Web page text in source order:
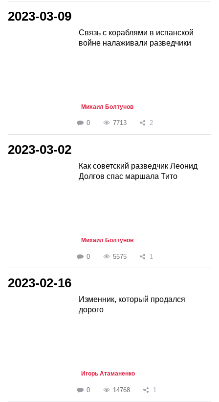
2023-03-09
Связь с кораблями в испанской
войне налаживали разведчики
Михаил Болтунов
0 7713 2
2023-03-02
Как советский разведчик Леонид
Долгов спас маршала Тито
Михаил Болтунов
0 5575 1
2023-02-16
Изменник, который продался
дорого
Игорь Атаманенко
0 14768 1